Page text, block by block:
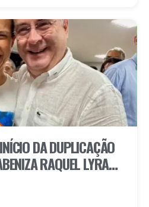
DA DUPLICAÇÃO
RAQUEL LYRA
PARA O INTERIOR